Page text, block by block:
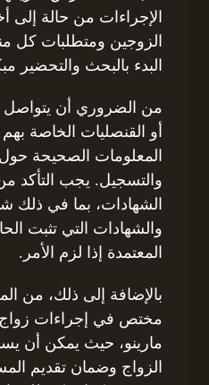
الإجراءات من حالة إلى
الزوجين ومتطلبات كل
البدء بالبحث والتحضير
من الضروري أن يتواصل
أو القنصليات الخاصة
المعلومات الصحيحة حول
والتسجيل. يجب التأكد
الشهادات، بما في ذلك
والشهادات التي تثبت
المعتمدة إذا لزم الأمر.
بالإضافة إلى ذلك، من
مختص في إجراءات
مارينو، حيث يمكن أن
الزواج وضمان تقديم